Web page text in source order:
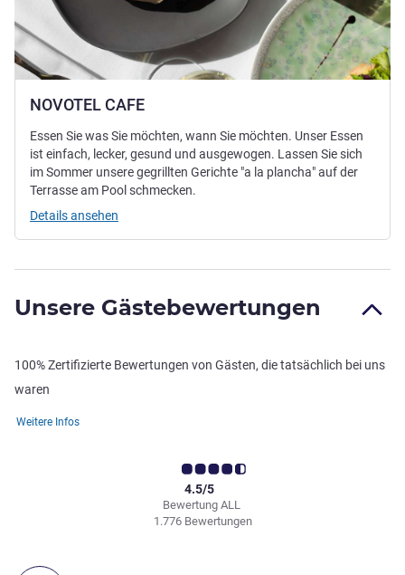
NOVOTEL CAFE
Essen Sie was Sie möchten, wann Sie möchten. Unser Essen
ist einfach, lecker, gesund und ausgewogen. Lassen Sie sich
im Sommer unsere gegrillten Gerichte "a la plancha" auf der
Terrasse am Pool schmecken.
Details ansehen
Unsere Gästebewertungen
100% Zertifizierte Bewertungen von Gästen, die tatsächlich bei uns
waren
Weitere Infos
Bewertung ALL
4.5/5
1.776 Bewertungen